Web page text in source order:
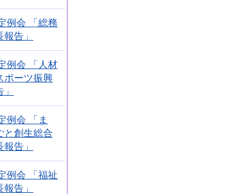
例会 「総務
告」
例会 「人材
ポーツ振興
例会 「ま
と創生総合
告」
例会 「福祉
告」